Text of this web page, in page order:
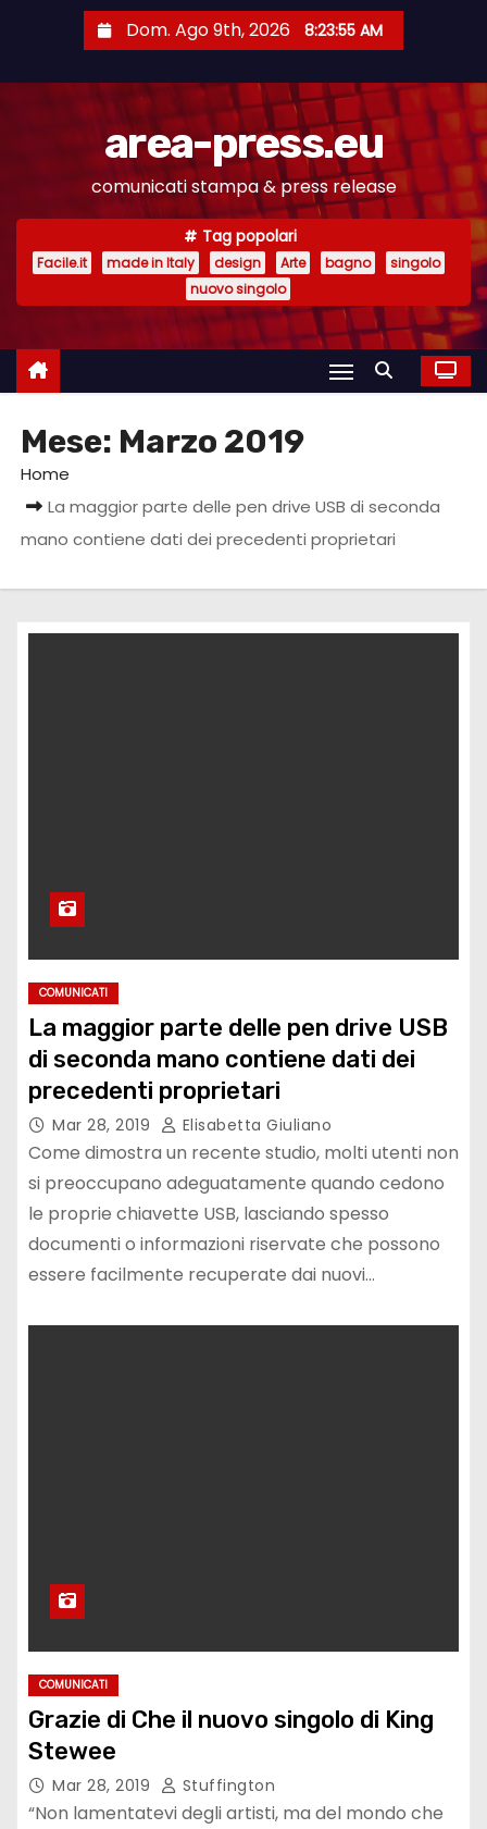
e
Dom. Ago 9th, 2026 8:23:56 AM
area-press.eu
comunicati stampa & press release
Tag popolari
Facile.it made in Italy design Arte bagno
singolo
nuovo singolo
Mese: Marzo 2019
Home
La maggior parte delle pen drive USB di seconda
mano contiene dati dei precedenti proprietari
COMUNICATI
La maggior parte delle pen drive USB
di seconda mano contiene dati dei
precedenti proprietari
Mar 28, 2019 Elisabetta Giuliano
Come dimostra un recente studio, molti utenti non
si preoccupano adeguatamente quando cedono
le proprie chiavette USB, lasciando spesso
documenti o informazioni riservate che possono
essere facilmente recuperate dai nuovi…
COMUNICATI
Grazie di Che il nuovo singolo di King
Stewee
Mar 28, 2019 Stuffington
“Non lamentatevi degli artisti, ma del mondo che